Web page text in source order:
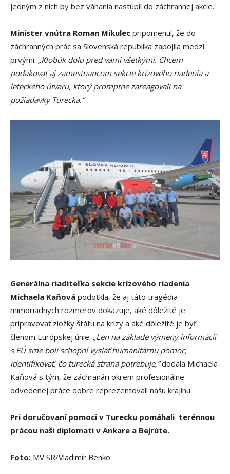
jedným z nich by bez váhania nastúpil do záchrannej akcie.
Minister vnútra Roman Mikulec pripomenul, že do
záchranných prác sa Slovenská republika zapojila medzi
prvými: „Klobúk dolu pred vami všetkými. Chcem
poďakovať aj zamestnancom sekcie krízového riadenia a
leteckého útvaru, ktorý promptne zareagovali na
požiadavky Turecka.“
Generálna riaditeľka sekcie krízového riadenia
Michaela Kaňová podotkla, že aj táto tragédia
mimoriadnych rozmerov dokazuje, aké dôležité je
pripravovať zložky štátu na krízy a aké dôležité je byť
členom Európskej únie. „Len na základe výmeny informácií
s EÚ sme boli schopní vyslať humanitárnu pomoc,
identifikovať, čo turecká strana potrebuje,“dodala Michaela
Kaňová s tým, že záchranári okrem profesionálne
odvedenej práce dobre reprezentovali našu krajinu.
Pri doručovaní pomoci v Turecku pomáhali terénnou
prácou naši diplomati v Ankare a Bejrúte.
Foto: MV SR/Vladimír Benko